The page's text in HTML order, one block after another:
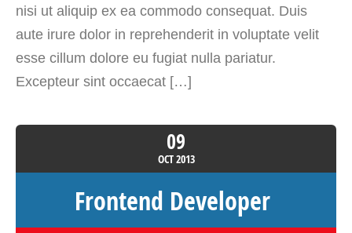
nisi ut aliquip ex ea commodo consequat. Duis
aute irure dolor in reprehenderit in voluptate velit
esse cillum dolore eu fugiat nulla pariatur.
Excepteur sint occaecat […]
09
OCT2013
Frontend Developer